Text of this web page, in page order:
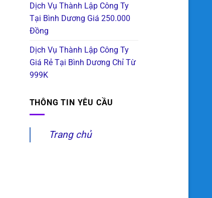
Dịch Vụ Thành Lập Công Ty
Tại Bình Dương Giá 250.000
Đồng
Dịch Vụ Thành Lập Công Ty
Giá Rẻ Tại Bình Dương Chỉ Từ
999K
THÔNG TIN YÊU CẦU
Trang chủ